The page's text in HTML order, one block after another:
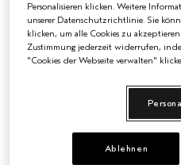
€50.50 €0.25/ml 200 ml
Personalisieren klicken. Weitere
unserer Datenschutzrichtlinie. Sie
klicken, um alle Cookies zu
Zustimmung jederzeit widerrufen,
"Cookies der Webseite verwalten"
Ablehnen